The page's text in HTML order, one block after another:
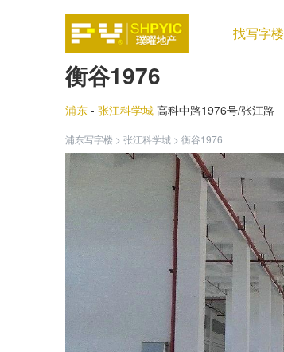
找写字楼
衡谷1976
浦东 - 张江科学城 高科中路1976号/张江路
浦东写字楼 > 张江科学城 > 衡谷1976